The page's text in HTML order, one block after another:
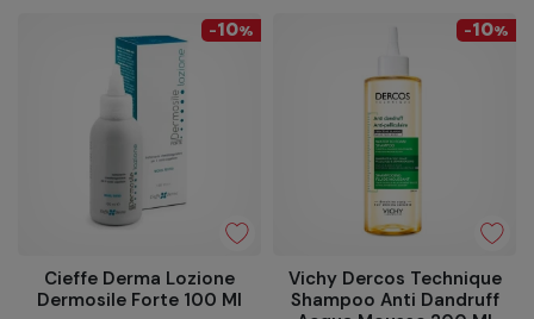
-10%
Cieffe Derma Lozione
Dermosile Forte 100 Ml
-10%
Vichy Dercos Technique
Shampoo Anti Dandruff